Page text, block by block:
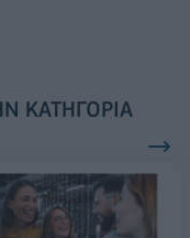
ΚΑΤΗΓΟΡΊΑ